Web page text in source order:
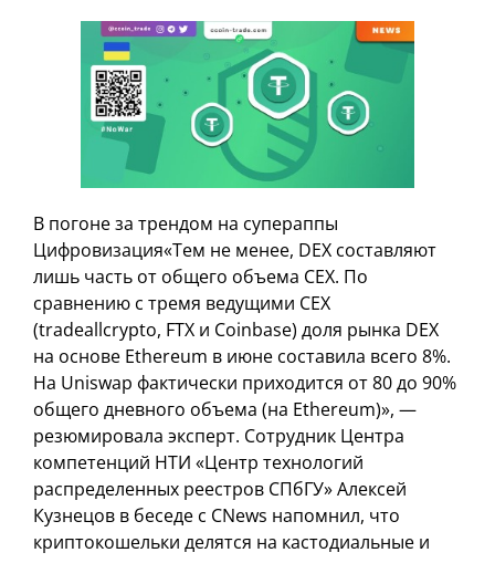
В погоне за трендом на супераппы
Цифровизация«Тем не менее, DEX составляют
лишь часть от общего объема CEX. По
сравнению с тремя ведущими CEX
(tradeallcrypto, FTX и Coinbase) доля рынка DEX
на основе Ethereum в июне составила всего 8%.
На Uniswap фактически приходится от 80 до 90%
общего дневного объема (на Ethereum)», —
резюмировала эксперт. Сотрудник Центра
компетенций НТИ «Центр технологий
распределенных реестров СПбГУ» Алексей
Кузнецов в беседе с CNews напомнил, что
криптокошельки делятся на кастодиальные и